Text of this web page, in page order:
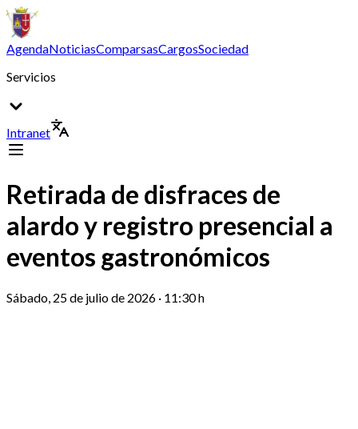
AgendaNoticiasComparsasCargosSociedad
Servicios
Intranet
Retirada de disfraces de
alardo y registro presencial a
eventos gastronómicos
Sábado, 25 de julio de 2026 · 11:30 h